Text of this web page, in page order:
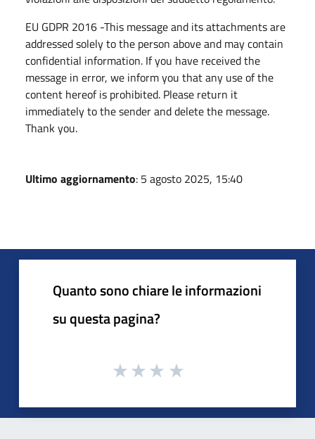
EU GDPR 2016 -This message and its attachments are
addressed solely to the person above and may contain
confidential information. If you have received the
message in error, we inform you that any use of the
content hereof is prohibited. Please return it
immediately to the sender and delete the message.
Thank you.
Ultimo aggiornamento: 5 agosto 2025, 15:40
Quanto sono chiare le informazioni
su questa pagina?